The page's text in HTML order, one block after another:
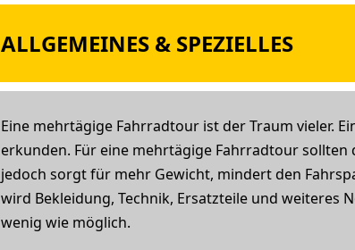
ALLGEMEINES & SPEZIELLES
Eine mehrtägige Fahrradtour ist der Traum vieler.
erkunden. Für eine mehrtägige Fahrradtour
jedoch sorgt für mehr Gewicht, mindert den
wird Bekleidung, Technik, Ersatzteile und weiteres
wenig wie möglich.